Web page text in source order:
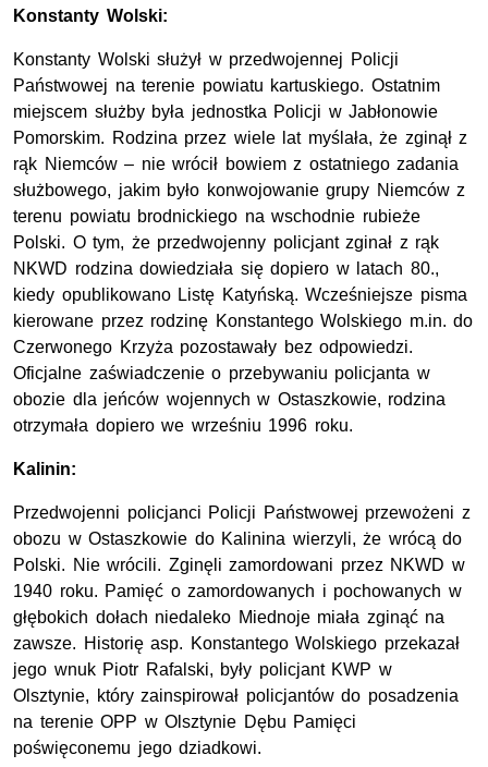
Konstanty Wolski:
Konstanty Wolski służył w przedwojennej Policji
Państwowej na terenie powiatu kartuskiego. Ostatnim
miejscem służby była jednostka Policji w Jabłonowie
Pomorskim. Rodzina przez wiele lat myślała, że zginął z
rąk Niemców – nie wrócił bowiem z ostatniego zadania
służbowego, jakim było konwojowanie grupy Niemców z
terenu powiatu brodnickiego na wschodnie rubieże
Polski. O tym, że przedwojenny policjant zginał z rąk
NKWD rodzina dowiedziała się dopiero w latach 80.,
kiedy opublikowano Listę Katyńską. Wcześniejsze pisma
kierowane przez rodzinę Konstantego Wolskiego m.in. do
Czerwonego Krzyża pozostawały bez odpowiedzi.
Oficjalne zaświadczenie o przebywaniu policjanta w
obozie dla jeńców wojennych w Ostaszkowie, rodzina
otrzymała dopiero we wrześniu 1996 roku.
Kalinin:
Przedwojenni policjanci Policji Państwowej przewożeni z
obozu w Ostaszkowie do Kalinina wierzyli, że wrócą do
Polski. Nie wrócili. Zginęli zamordowani przez NKWD w
1940 roku. Pamięć o zamordowanych i pochowanych w
głębokich dołach niedaleko Miednoje miała zginąć na
zawsze. Historię asp. Konstantego Wolskiego przekazał
jego wnuk Piotr Rafalski, były policjant KWP w
Olsztynie, który zainspirował policjantów do posadzenia
na terenie OPP w Olsztynie Dębu Pamięci
poświęconemu jego dziadkowi.